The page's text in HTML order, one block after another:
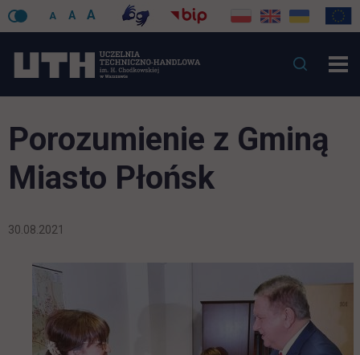
A A A
Porozumienie z Gminą
Miasto Płońsk
30.08.2021